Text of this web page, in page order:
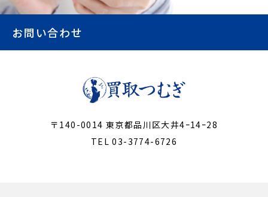
お問い合わせ
〒140-0014 東京都品川区大井4ｰ14ｰ28
TEL 03-3774-6726